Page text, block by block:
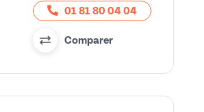
01 81 80 04 04
Comparer